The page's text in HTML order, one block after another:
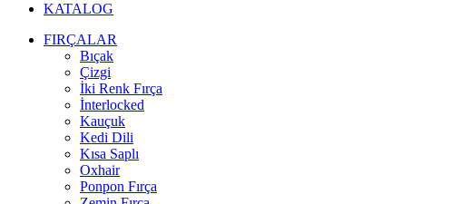
KATALOG
FIRÇALAR
Bıçak
Çizgi
İki Renk Fırça
İnterlocked
Kauçuk
Kedi Dili
Kısa Saplı
Oxhair
Ponpon Fırça